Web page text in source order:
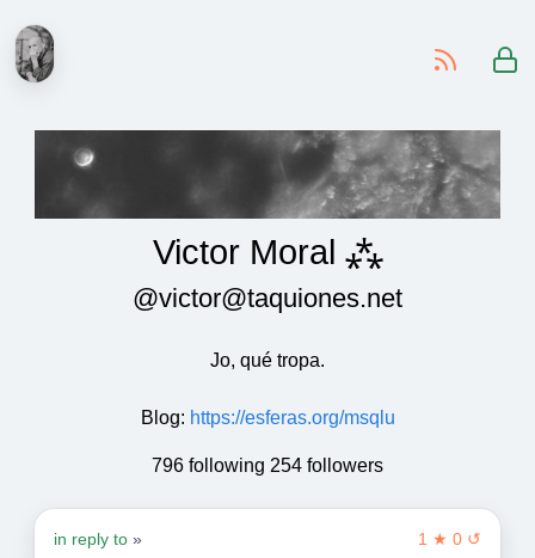
Victor Moral ⁂
@victor@taquiones.net
Jo, qué tropa.
Blog: https://esferas.org/msqlu
796 following 254 followers
1 ★ 0 ↺
in reply to »